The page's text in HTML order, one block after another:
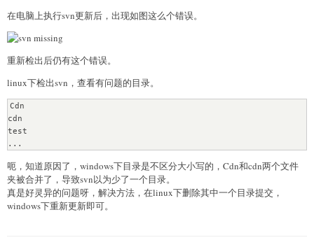
在电脑上执行svn更新后，出现如图这么个错误。
重新检出后仍有这个错误。
linux下检出svn，查看有问题的目录。
Cdn
cdn
test
...
呃，知道原因了，windows下目录是不区分大小写的，Cdn和cdn两个文件
夹被合并了，导致svn以为少了一个目录。
真是好灵异的问题呀，解决方法，在linux下删除其中一个目录提交，
windows下重新更新即可。